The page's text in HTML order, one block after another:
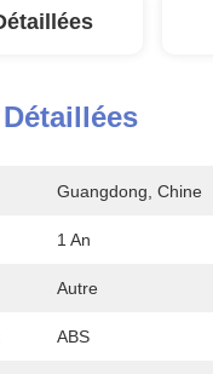
Guangdong, Chine
1 An
Autre
ABS